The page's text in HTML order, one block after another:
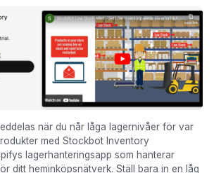
när du når låga lagernivåer för var
med Stockbot Inventory
lagerhanteringsapp som hanterar
ditt heminköpsnätverk. Ställ bara in en låg